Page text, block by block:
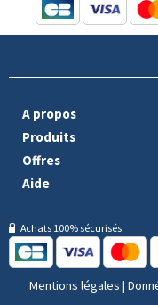
A propos
Produits
Offres
Aide
Achats 100% sécurisés
Mentions légales |